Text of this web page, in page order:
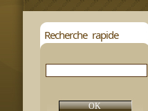
Recherche rapide